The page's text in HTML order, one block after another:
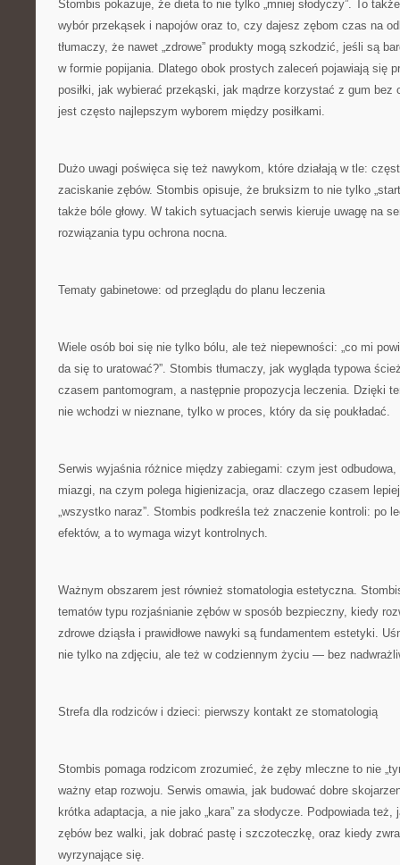
Stombis pokazuje, że dieta to nie tylko „mniej słodyczy”. To
wybór przekąsek i napojów oraz to, czy dajesz zębom czas na
tłumaczy, że nawet „zdrowe” produkty mogą szkodzić, jeśli są
w formie popijania. Dlatego obok prostych zaleceń pojawiają się
posiłki, jak wybierać przekąski, jak mądrze korzystać z gum bez
jest często najlepszym wyborem między posiłkami.
Dużo uwagi poświęca się też nawykom, które działają w tle:
zaciskanie zębów. Stombis opisuje, że bruksizm to nie tylko
także bóle głowy. W takich sytuacjach serwis kieruje uwagę na
rozwiązania typu ochrona nocna.
Tematy gabinetowe: od przeglądu do planu leczenia
Wiele osób boi się nie tylko bólu, ale też niepewności: „co mi
da się to uratować?”. Stombis tłumaczy, jak wygląda typowa
czasem pantomogram, a następnie propozycja leczenia. Dzięki
nie wchodzi w nieznane, tylko w proces, który da się poukładać.
Serwis wyjaśnia różnice między zabiegami: czym jest
miazgi, na czym polega higienizacja, oraz dlaczego czasem
„wszystko naraz”. Stombis podkreśla też znaczenie kontroli: po
efektów, a to wymaga wizyt kontrolnych.
Ważnym obszarem jest również stomatologia estetyczna.
tematów typu rozjaśnianie zębów w sposób bezpieczny, kiedy
zdrowe dziąsła i prawidłowe nawyki są fundamentem estetyki.
nie tylko na zdjęciu, ale też w codziennym życiu — bez
Strefa dla rodziców i dzieci: pierwszy kontakt ze stomatologią
Stombis pomaga rodzicom zrozumieć, że zęby mleczne to nie
ważny etap rozwoju. Serwis omawia, jak budować dobre
krótka adaptacja, a nie jako „kara” za słodycze. Podpowiada
zębów bez walki, jak dobrać pastę i szczoteczkę, oraz kiedy
wyrzynające się.